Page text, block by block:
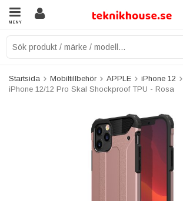
MENY
Startsida Mobiltillbehör APPLE
iPhone 12
iPhone 12/12 Pro Skal Shockproof TPU - Rosa